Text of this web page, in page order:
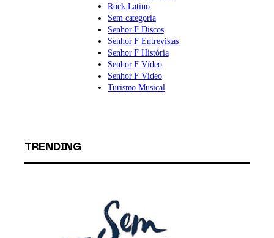
Rock Latino
Sem categoria
Senhor F Discos
Senhor F Entrevistas
Senhor F História
Senhor F Vídeo
Senhor F Vídeo
Turismo Musical
TRENDING